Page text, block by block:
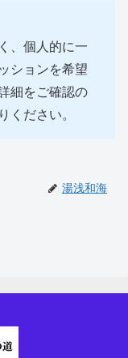
、個人的に一
ションを希望
細をご確認の
ください。
湯浅和海